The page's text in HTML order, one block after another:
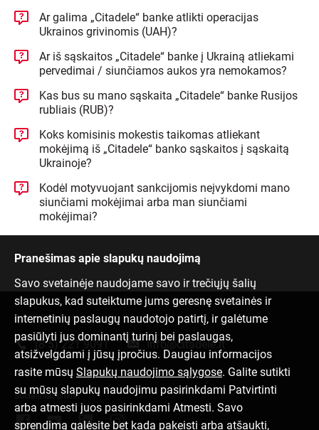
Ar galima „Citadele“ banke atlikti operacijas
Ukrainos grivinomis (UAH)?
Ar iš sąskaitos „Citadele“ banke į Ukrainą atliekami
pervedimai / siunčiamos aukos yra nemokamos?
Kas bus su mano sąskaita „Citadele“ banke Rusijos
rubliais (RUB)?
Koks komisinis mokestis taikomas atliekant
mokėjimą iš „Citadele“ banko sąskaitos į sąskaitą
Ukrainoje?
Kodėl motyvuojant sankcijomis neįvykdomi mano
siunčiami mokėjimai arba man siunčiami
mokėjimai?
Pranešimas apie slapukų naudojimą
Savo svetainėje naudojame savo ir trečiųjų šalių
slapukus, kad suteiktume jums geresnę svetainės ir
internetinių paslaugų naudotojo patirtį, ir galėtume
pasiūlyti jus dominantį turinį bei paslaugas,
atsižvelgdami į jūsų įpročius. Daugiau informacijos
rasite mūsų Slapukų naudojimo sąlygose. Galite sutikti
su mūsų slapukų naudojimu pasirinkdami Patvirtinti
arba atmesti juos pasirinkdami Atmesti. Savo
sprendimą galėsite bet kada pakeisti arba atšaukti,
Susisiek su mumis
(8 5) 221 9091 info@citadele.lt
Socialiniai tinklai